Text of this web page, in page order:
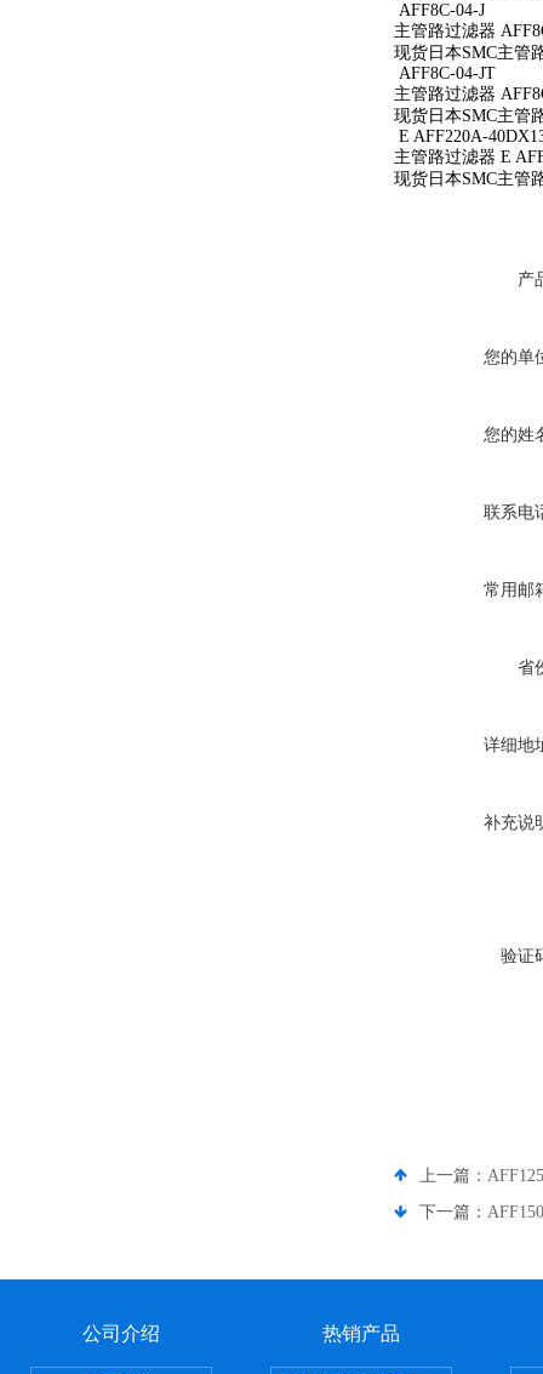
AFF8C-04-J
主管路过滤器
现货日本SMC主管
AFF8C-04-JT
主管路过滤器
现货日本SMC主管
E AFF220A-
主管路过滤器 E
现货日本SMC主管
产
您的单
您的姓
联系电
常用邮
省
详细地
补充说
验证
上一篇：
下一篇：
公司介绍 热销产品